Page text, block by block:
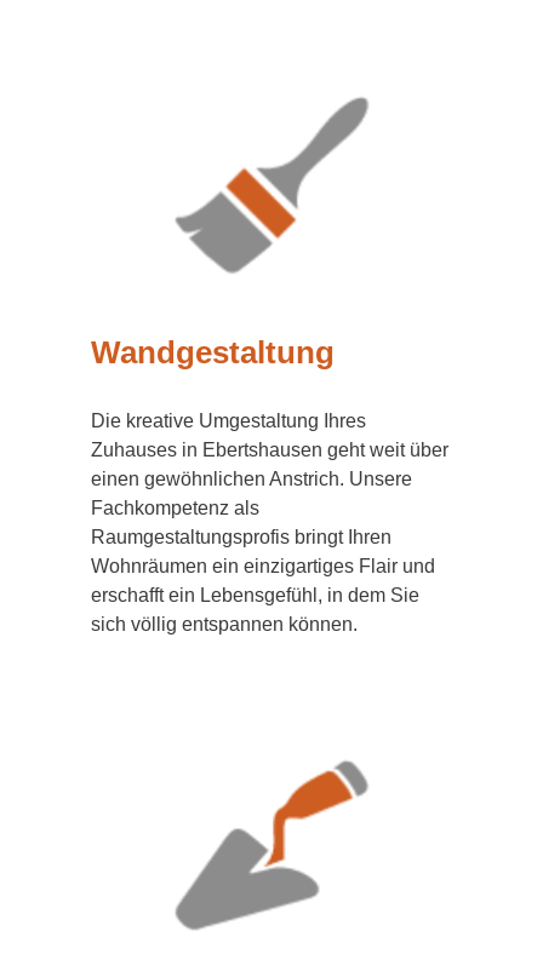
Wandgestaltung
Die kreative Umgestaltung Ihres
Zuhauses in Ebertshausen geht weit über
einen gewöhnlichen Anstrich. Unsere
Fachkompetenz als
Raumgestaltungsprofis bringt Ihren
Wohnräumen ein einzigartiges Flair und
erschafft ein Lebensgefühl, in dem Sie
sich völlig entspannen können.